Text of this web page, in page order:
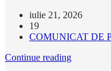
iulie 21, 2026
19
COMUNICAT DE
Continue reading